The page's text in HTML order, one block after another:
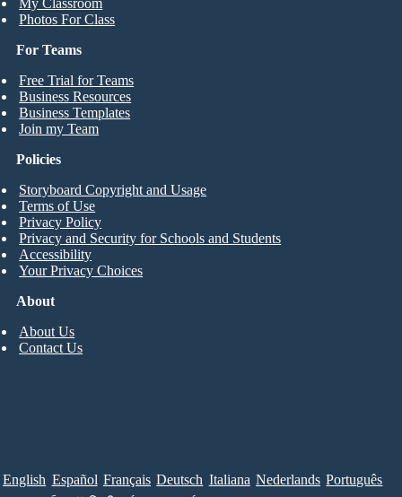
My Classroom
Photos For Class
For Teams
Free Trial for Teams
Business Resources
Business Templates
Join my Team
About
About Us
Contact Us
Policies
Storyboard Copyright and Usage
Terms of Use
Privacy Policy
Privacy and Security for Schools and Students
Accessibility
Your Privacy Choices
English Español Français Deutsch Italiana Nederlands Português